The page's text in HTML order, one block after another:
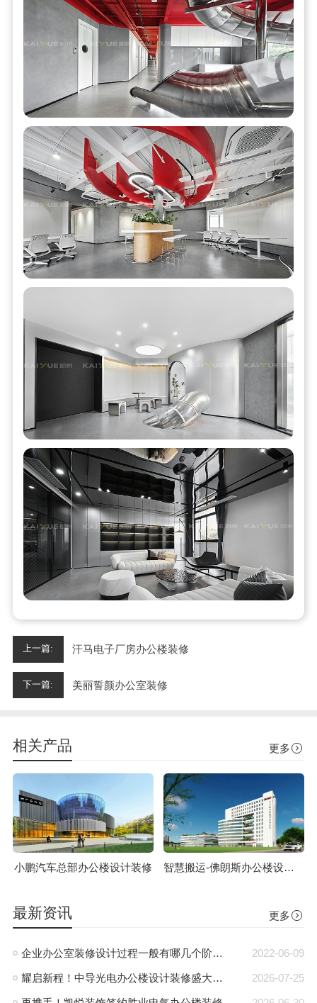
上一篇: 汗马电子厂房办公楼装修
下一篇: 美丽誓颜办公室装修
相关产品 更多
小鹏汽车总部办公楼设计装修 智慧搬运-佛朗斯办公楼设计装修
最新资讯 更多
2022-06-09
企业办公室装修设计过程一般有哪几个阶段?
2026-07-25
耀启新程！中导光电办公楼设计装修盛大开工